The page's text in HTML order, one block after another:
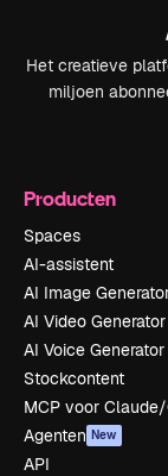
Het creatieve
miljoen
Producten
Spaces
AI-assistent
AI Image
AI Video Generator
AI Voice Generator
Stockcontent
MCP voor
Agenten New
API